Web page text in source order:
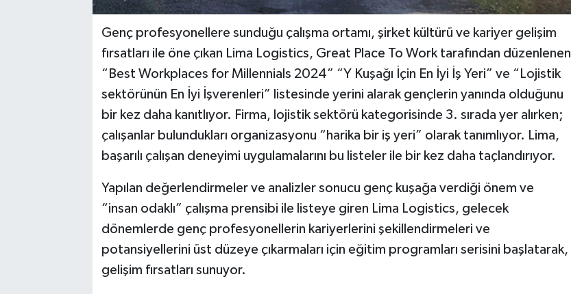
Genç profesyonellere sunduğu çalışma ortamı, şirket kültürü ve kariyer gelişim
fırsatları ile öne çıkan Lima Logistics, Great Place To Work tarafından düzenlenen
“Best Workplaces for Millennials 2024” “Y Kuşağı İçin En İyi İş Yeri” ve “Lojistik
sektörünün En İyi İşverenleri” listesinde yerini alarak gençlerin yanında olduğunu
bir kez daha kanıtlıyor. Firma, lojistik sektörü kategorisinde 3. sırada yer alırken;
çalışanlar bulundukları organizasyonu “harika bir iş yeri” olarak tanımlıyor. Lima,
başarılı çalışan deneyimi uygulamalarını bu listeler ile bir kez daha taçlandırıyor.
Yapılan değerlendirmeler ve analizler sonucu genç kuşağa verdiği önem ve
“insan odaklı” çalışma prensibi ile listeye giren Lima Logistics, gelecek
dönemlerde genç profesyonellerin kariyerlerini şekillendirmeleri ve
potansiyellerini üst düzeye çıkarmaları için eğitim programları serisini başlatarak,
gelişim fırsatları sunuyor.